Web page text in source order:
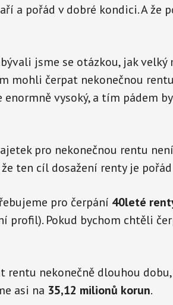
a pořád v dobré kondici. A že
jsme se otázkou, jak velký
mohli čerpat nekonečnou
enormně vysoký, a tím pádem
pro nekonečnou rentu
ten cíl dosažení renty je
pro čerpání 40leté
profil). Pokud bychom chtěli
rentu nekonečně dlouhou
asi na 35,12 milionů korun.